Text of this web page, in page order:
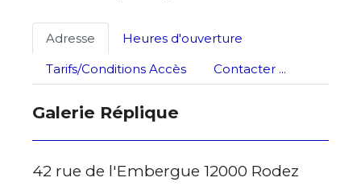
Adresse
Heures d'ouverture
Tarifs/Conditions Accès
Contacter ...
Galerie Réplique
42 rue de l'Embergue 12000 Rodez